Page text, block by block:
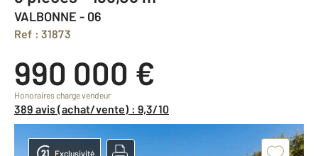
VALBONNE - 06
Ref : 31873
990 000 €
Honoraires charge vendeur
389 avis (achat/vente) : 9,3/10
Exclusivité